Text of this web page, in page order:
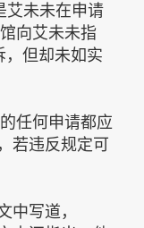
艾未未在申请
向艾未未指
，但却未如实
任何申请都应
若违反规定可
写道，